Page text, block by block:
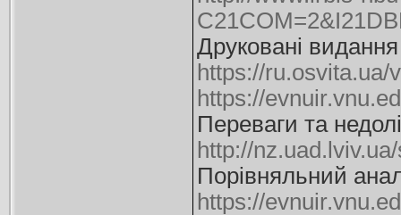
Друковані
https://
https://
Переваги та
http://
Порівняльний
https://